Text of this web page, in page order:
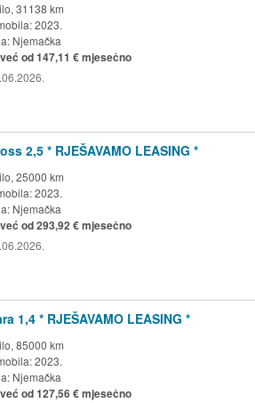
31138 km
2023.
Njemačka
od 147,11 € mjesečno
2,5 * RJEŠAVAMO LEASING *
25000 km
2023.
Njemačka
od 293,92 € mjesečno
1,4 * RJEŠAVAMO LEASING *
85000 km
2023.
Njemačka
od 127,56 € mjesečno